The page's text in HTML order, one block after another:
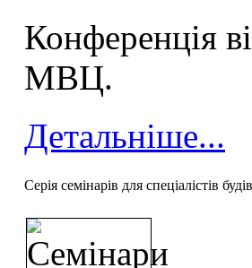
Конференція
МВЦ.
Детальніше...
Серія семінарів для спеціалістів